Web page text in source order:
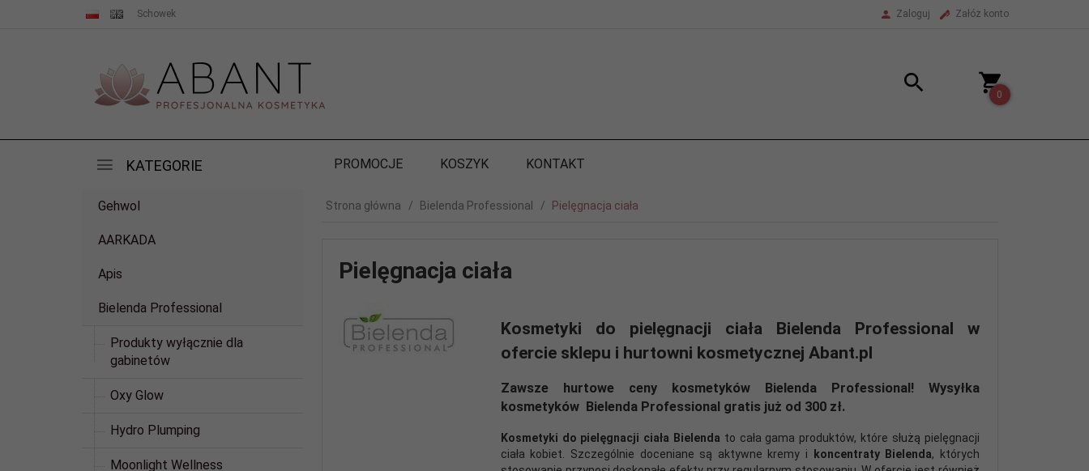
Schowek Zaloguj Załóż konto
0
KATEGORIE PROMOCJE KOSZYK KONTAKT
Gehwol
AARKADA
Apis
Bielenda Professional
Produkty wyłącznie dla
gabinetów
Oxy Glow
Hydro Plumping
Moonlight Wellness
Strona główna Bielenda Professional Pielęgnacja ciała
Pielęgnacja ciała
Kosmetyki do pielęgnacji ciała Bielenda Professional w
ofercie sklepu i hurtowni kosmetycznej Abant.pl
Zawsze hurtowe ceny kosmetyków Bielenda Professional! Wysyłka
kosmetyków Bielenda Professional gratis już od 300 zł.
Kosmetyki do pielęgnacji ciała Bielenda to cała gama produktów, które służą pielęgnacji
ciała kobiet. Szczególnie doceniane są aktywne kremy i
koncentraty Bielenda, których